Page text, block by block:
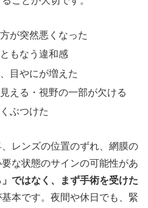
が突然悪くなった
もなう違和感
目やにが増えた
える・視野の一部が欠ける
ぶつけた
レンズの位置のずれ、網膜の
な状態のサインの可能性があ
」ではなく、まず手術を受けた
本です。夜間や休日でも、緊